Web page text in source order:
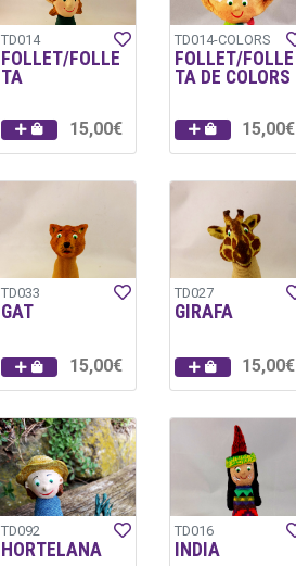
TD014
FOLLET/FOLLE
TA
15,00€
TD014-COLORS
FOLLET/FOLLE
TA DE COLORS
15,00€
TD033
GAT
15,00€
TD027
GIRAFA
15,00€
TD092
HORTELANA
TD016
INDIA